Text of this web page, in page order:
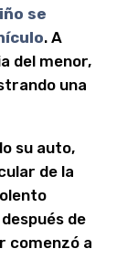
se
. A
del menor,
una
su auto,
de la
de
comenzó a